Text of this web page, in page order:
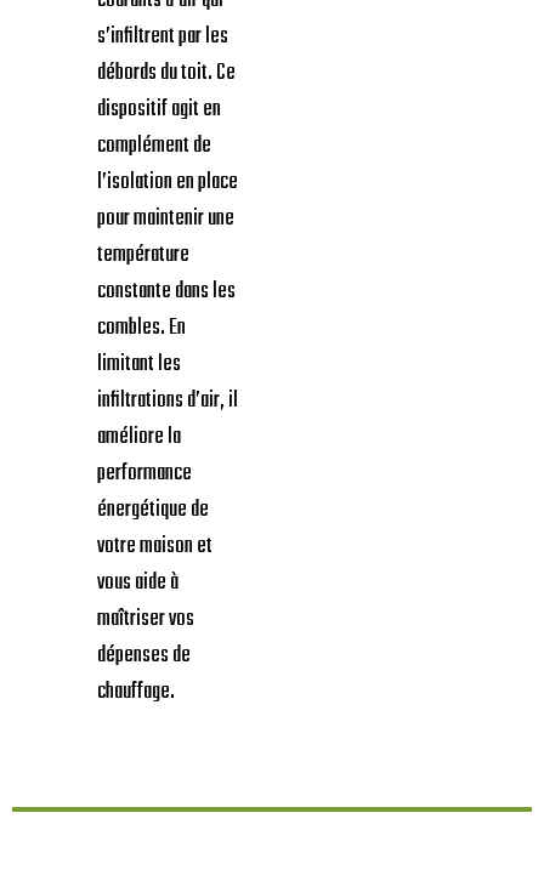
s’infiltrent par les
débords du toit. Ce
dispositif agit en
complément de
l’isolation en place
pour maintenir une
température
constante dans les
combles. En
limitant les
infiltrations d’air, il
améliore la
performance
énergétique de
votre maison et
vous aide à
maîtriser vos
dépenses de
chauffage.